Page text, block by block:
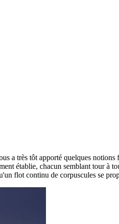
a très tôt apporté quelques
établie, chacun semblant tour à
flot continu de corpuscules se